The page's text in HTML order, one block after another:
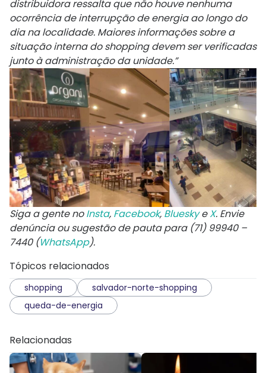
distribuidora ressalta que não houve nenhuma
ocorrência de interrupção de energia ao longo do
dia na localidade. Maiores informações sobre a
situação interna do shopping devem ser verificadas
junto à administração da unidade.”
Siga a gente noInsta, Facebook, BlueskyeX. Envie
denúncia ou sugestão de pauta para (71) 99940 –
7440 (WhatsApp).
Tópicos relacionados
shopping
salvador-norte-shopping
queda-de-energia
Relacionadas